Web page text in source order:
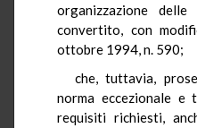
organizzazione
convertito, con
ottobre 1994, n. 590;
che, tuttavia,
norma eccezionale
requisiti richiesti,